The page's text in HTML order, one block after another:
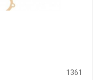
1361